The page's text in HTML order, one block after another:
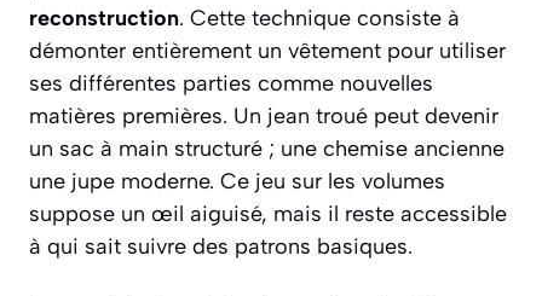
reconstruction. Cette technique consiste à
démonter entièrement un vêtement pour utiliser
ses différentes parties comme nouvelles
matières premières. Un jean troué peut devenir
un sac à main structuré ; une chemise ancienne
une jupe moderne. Ce jeu sur les volumes
suppose un œil aiguisé, mais il reste accessible
à qui sait suivre des patrons basiques.